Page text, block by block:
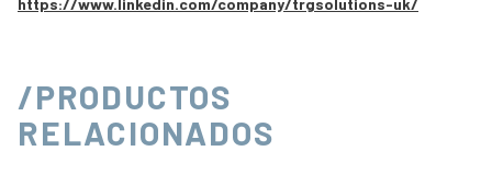
https://www.linkedin.com/company/trgsolutions-uk/
/PRODUCTOS
RELACIONADOS